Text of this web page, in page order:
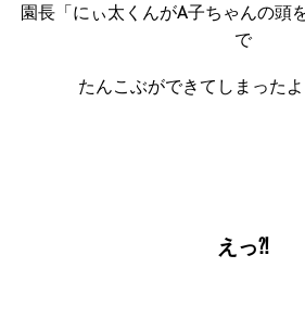
園長「にぃ太くんがA子ちゃんの頭
で
たんこぶができてしまったよ
えっ⁈